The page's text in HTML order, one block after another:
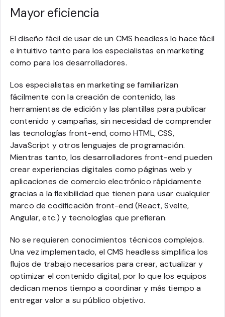
Mayor eficiencia
El diseño fácil de usar de un CMS headless lo hace fácil
e intuitivo tanto para los especialistas en marketing
como para los desarrolladores.
Los especialistas en marketing se familiarizan
fácilmente con la creación de contenido, las
herramientas de edición y las plantillas para publicar
contenido y campañas, sin necesidad de comprender
las tecnologías front-end, como HTML, CSS,
JavaScript y otros lenguajes de programación.
Mientras tanto, los desarrolladores front-end pueden
crear experiencias digitales como páginas web y
aplicaciones de comercio electrónico rápidamente
gracias a la flexibilidad que tienen para usar cualquier
marco de codificación front-end (React, Svelte,
Angular, etc.) y tecnologías que prefieran.
No se requieren conocimientos técnicos complejos.
Una vez implementado, el CMS headless simplifica los
flujos de trabajo necesarios para crear, actualizar y
optimizar el contenido digital, por lo que los equipos
dedican menos tiempo a coordinar y más tiempo a
entregar valor a su público objetivo.